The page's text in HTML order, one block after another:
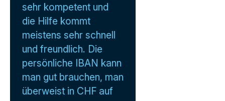
sehr kompetent und
die Hilfe kommt
meistens sehr schnell
und freundlich. Die
persönliche IBAN kann
man gut brauchen, man
überweist in CHF auf